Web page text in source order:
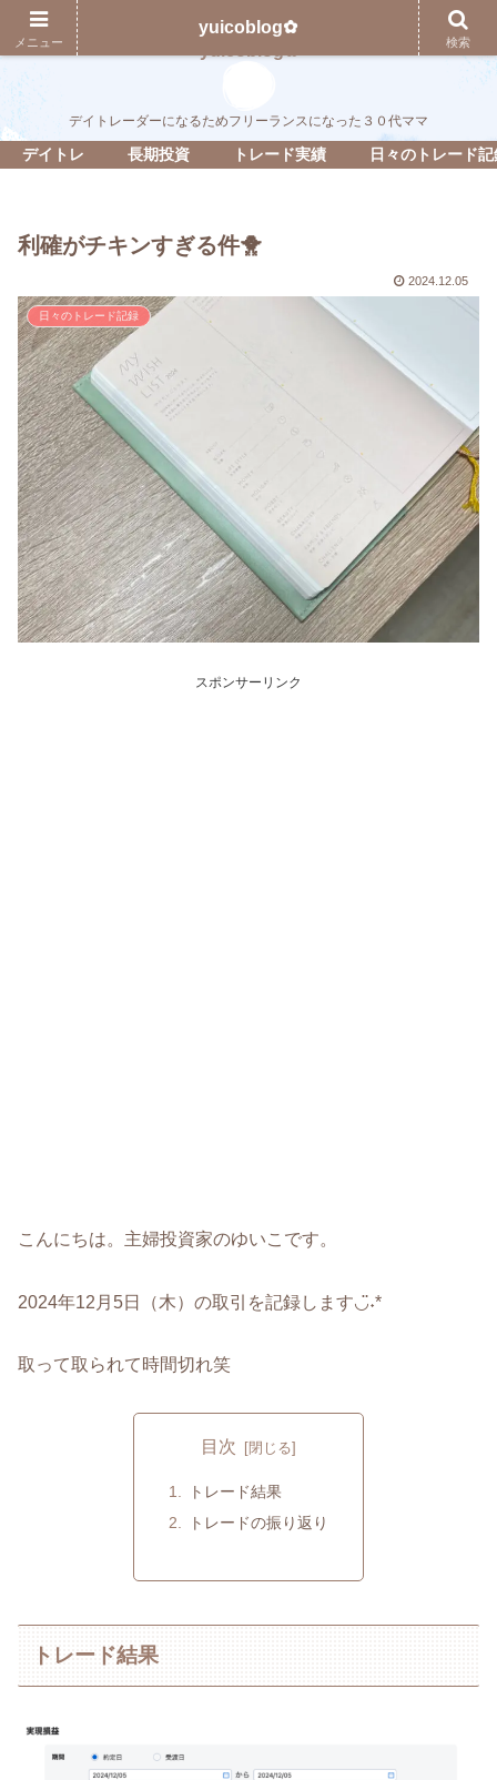
デイトレーダーになるためフリーランスになった３０代ママ
デイトレ 長期投資 トレード実績 日々のトレード
利確がチキンすぎる件🐥
2024.12.05
日々のトレード記録
スポンサーリンク
こんにちは。主婦投資家のゆいこです。
2024年12月5日（木）の取引を記録します◡̈˖*
取って取られて時間切れ笑
目次
トレード結果
トレードの振り返り
トレード結果
メニュー
yuicoblog✿
検索